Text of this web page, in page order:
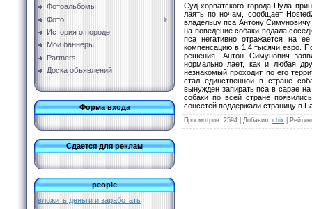
Фотоальбомы
Фото
История о породе
Мои баннеры
Partners
Доска объявлений
Форма входа
Сдается для реклам
people
вложить деньги и заработать
Суд хорватского города Пула
лаять по ночам, сообщает
владельцу пса Антону
на поведение собаки подала
пса негативно отражается на
компенсацию в 1,4 тысячи евро.
решения. Антон Симунович
нормально лает, как и любая
незнакомый проходит по его
стал единственной в стране
вынужден запирать пса в сарае
собаки по всей стране
соцсетей поддержали страницу в
Просмотров: 2594 | Добавил: chix Рейтинг